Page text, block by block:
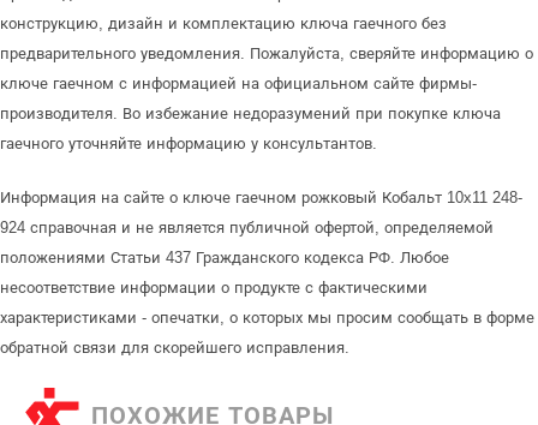
конструкцию, дизайн и комплектацию ключа гаечного без
предварительного уведомления. Пожалуйста, сверяйте информацию о
ключе гаечном с информацией на официальном сайте фирмы-
производителя. Во избежание недоразумений при покупке ключа
гаечного уточняйте информацию у консультантов.
Информация на сайте о ключе гаечном рожковый Кобальт 10x11 248-
924 справочная и не является публичной офертой, определяемой
положениями Статьи 437 Гражданского кодекса РФ. Любое
несоответствие информации о продукте с фактическими
характеристиками - опечатки, о которых мы просим сообщать в форме
обратной связи для скорейшего исправления.
ПОХОЖИЕ ТОВАРЫ